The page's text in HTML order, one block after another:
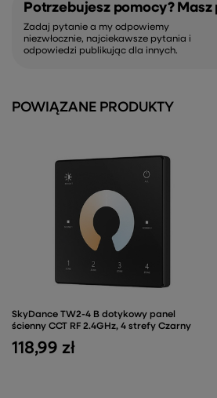
Potrzebujesz pomocy? Masz
Zadaj pytanie a my odpowiemy
niezwłocznie, najciekawsze pytania i
odpowiedzi publikując dla innych.
POWIĄZANE PRODUKTY
SkyDance TW2-4 B dotykowy panel
ścienny CCT RF 2.4GHz, 4 strefy Czarny
118,99 zł